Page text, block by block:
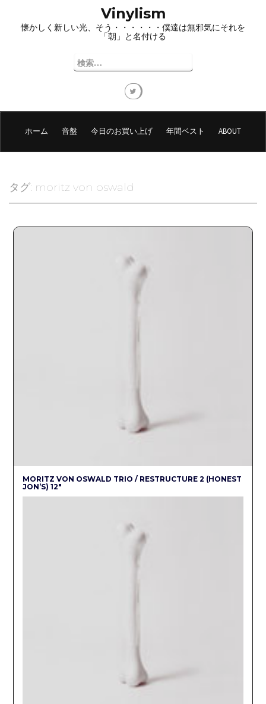
プ
Vinylism
懐かしく新しい光、そう・・・・・・僕達は無邪気にそれを
「朝」と名付ける
検
索:
ホーム 音盤 今日のお買い上げ 年間ベスト ABOUT
タグ: moritz von oswald
MORITZ VON OSWALD TRIO / RESTRUCTURE 2 (HONEST
JON’S) 12″